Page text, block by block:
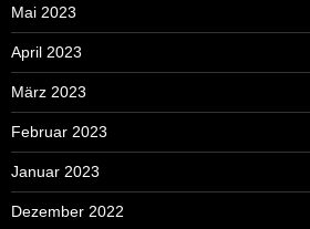
Mai 2023
April 2023
März 2023
Februar 2023
Januar 2023
Dezember 2022